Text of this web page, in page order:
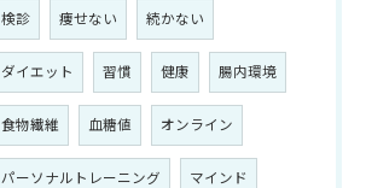
検診 痩せない 続かない
ダイエット 習慣 健康 腸内環境
食物繊維 血糖値 オンライン
パーソナルトレーニング マインド